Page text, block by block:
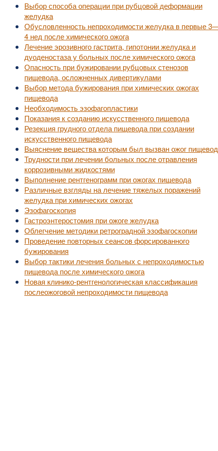
Выбор способа операции при рубцовой деформации
желудка
Обусловленность непроходимости желудка в первые
4 нед после химического ожога
Лечение эрозивного гастрита, гипотонии желудка и
дуоденостаза у больных после химического ожога
Опасность при бужировании рубцовых стенозов
пищевода, осложненных дивертикулами
Выбор метода бужирования при химических ожогах
пищевода
Необходимость эзофагопластики
Показания к созданию искусственного пищевода
Резекция грудного отдела пищевода при создании
искусственного пищевода
Выяснение вещества которым был вызван ожог
Трудности при лечении больных после отравления
коррозивными жидкостями
Выполнение рентгенограмм при ожогах пищевода
Различные взгляды на лечение тяжелых поражений
желудка при химических ожогах
Эзофагоскопия
Гастроэнтеростомия при ожоге желудка
Облегчение методики ретроградной эзофагоскопии
Проведение повторных сеансов форсированного
бужирования
Выбор тактики лечения больных с непроходимостью
пищевода после химического ожога
Новая клинико-рентгенологическая классификация
послеожоговой непроходимости пищевода